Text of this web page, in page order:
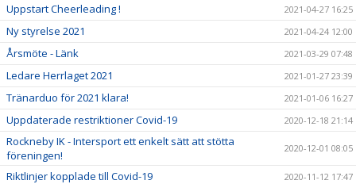
Uppstart Cheerleading ! 2021-04-27 16:25
Ny styrelse 2021 2021-04-24 12:00
Årsmöte - Länk 2021-03-29 07:48
Ledare Herrlaget 2021 2021-01-27 23:39
Tränarduo för 2021 klara! 2021-01-06 16:27
Uppdaterade restriktioner Covid-19 2020-12-18 21:14
Rockneby IK - Intersport ett enkelt sätt att stötta
föreningen!
2020-12-01 08:05
Riktlinjer kopplade till Covid-19 2020-11-12 17:47